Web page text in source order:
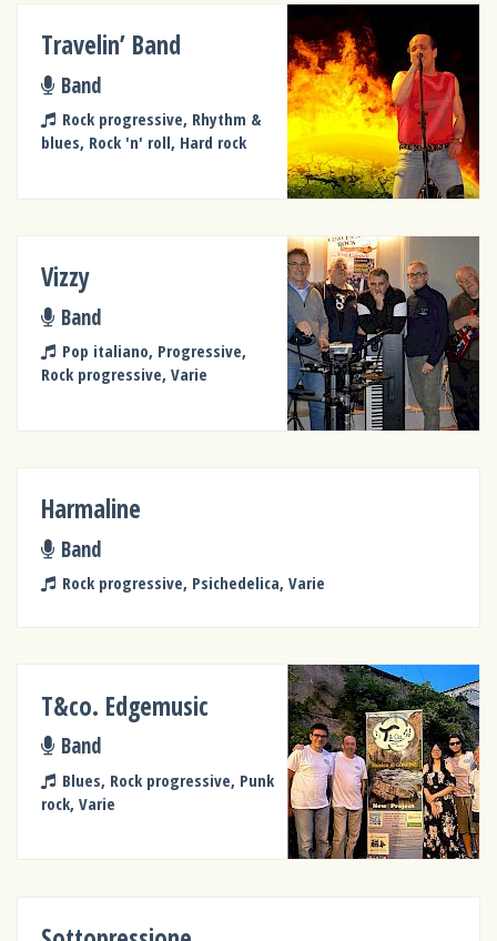
Travelin’ Band
Band
Rock progressive, Rhythm &
blues, Rock 'n' roll, Hard rock
Vizzy
Band
Pop italiano, Progressive,
Rock progressive, Varie
Harmaline
Band
Rock progressive, Psichedelica, Varie
T&co. Edgemusic
Band
Blues, Rock progressive, Punk
rock, Varie